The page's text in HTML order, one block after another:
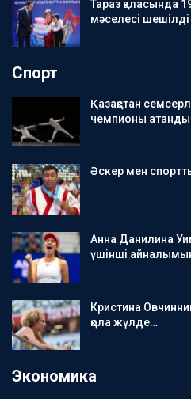
Тараз қаласында
мәселесі шешілді
Спорт
Қазақстан
чемпионы атанды
Әскер мен
Анна Данилина
үшінші
Кристина
қола жүлде…
Экономика